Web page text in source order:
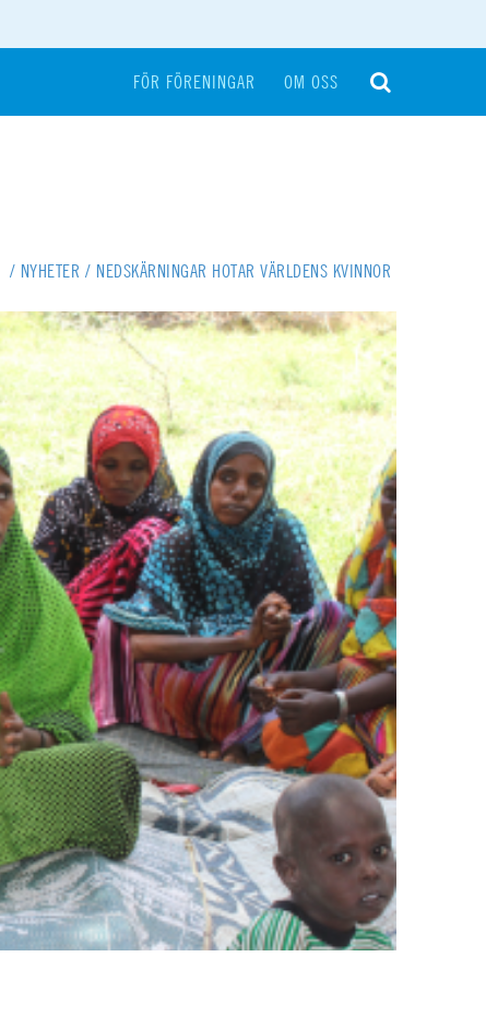
FÖR FÖRENINGAR OM OSS
/ NYHETER / NEDSKÄRNINGAR HOTAR VÄRLDENS KVINNOR